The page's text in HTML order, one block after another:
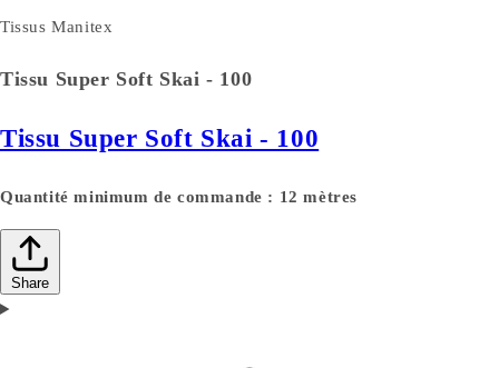
Tissus Manitex
Tissu Super Soft Skai - 100
Tissu Super Soft Skai - 100
Quantité minimum de commande : 12 mètres
Share